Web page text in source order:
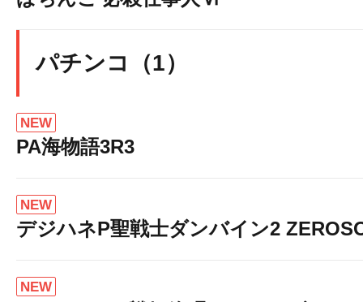
パチンコ（1）
NEW
PA海物語3R3
NEW
デジハネP聖戦士ダンバイン2
NEW